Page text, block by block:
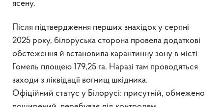
ясену.
Після підтвердження перших знахідок у серпні
2025 року, білоруська сторона провела додаткові
обстеження й встановила карантинну зону в місті
Гомель площею 179,25 га. Наразі там проводяться
заходи з ліквідації вогнищ шкідника.
Офіційний статус у Білорусі: присутній, обмежено